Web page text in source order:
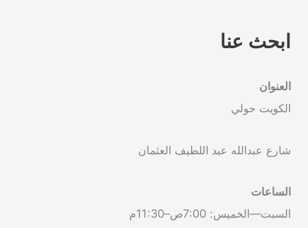
ابحث عنا
العنوان
الكويت حولي
شارع عبدالله عبد اللطيف العثمان
الساعات
السبت—الخميس: 7:00ص–11:30م